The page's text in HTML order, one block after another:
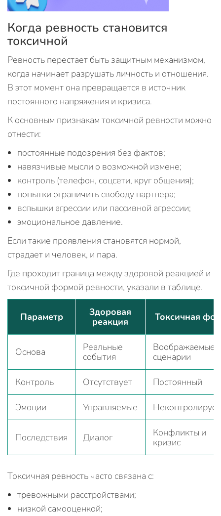
Когда ревность становится
токсичной
Ревность перестает быть защитным механизмом,
когда начинает разрушать личность и отношения.
В этот момент она превращается в источник
постоянного напряжения и кризиса.
К основным признакам токсичной ревности можно
отнести:
постоянные подозрения без фактов;
навязчивые мысли о возможной измене;
контроль (телефон, соцсети, круг общения);
попытки ограничить свободу партнера;
вспышки агрессии или пассивной агрессии;
эмоциональное давление.
Если такие проявления становятся нормой,
страдает и человек, и пара.
Где проходит граница между здоровой реакцией и
токсичной формой ревности, указали в таблице.
Параметр
Здоровая
реакция
Токсичная
Основа
Реальные
события
Воображаемые
сценарии
Контроль Отсутствует Постоянный
Эмоции Управляемые
Последствия Диалог
Конфликты и
кризис
Токсичная ревность часто связана с:
тревожными расстройствами;
низкой самооценкой;